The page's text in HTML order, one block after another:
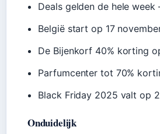
Deals gelden de hele
België start op 17
De Bijenkorf 40% korting
Parfumcenter tot 70%
Black Friday 2025 valt op
Onduidelijk